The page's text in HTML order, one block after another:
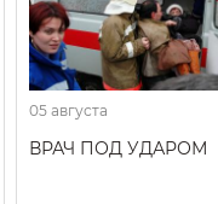
05 августа
ВРАЧ ПОД УДАРОМ